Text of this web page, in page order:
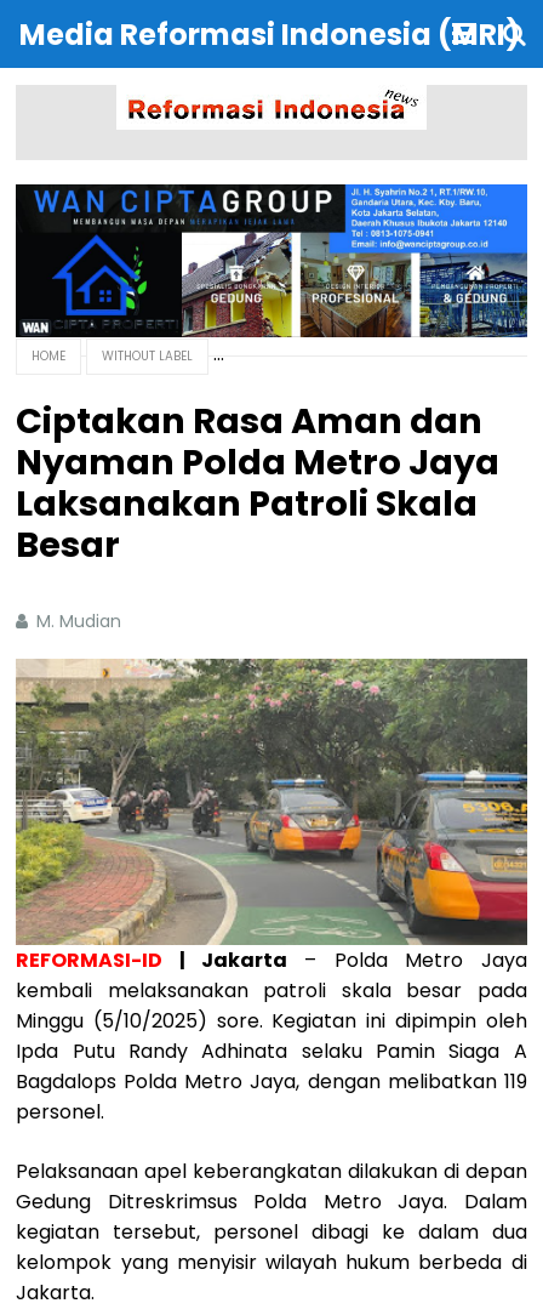
Media Reformasi Indonesia (MRI)
HOME WITHOUT LABEL
Ciptakan Rasa Aman dan
Nyaman Polda Metro Jaya
Laksanakan Patroli Skala
Besar
M. Mudian
REFORMASI-ID | Jakarta – Polda Metro Jaya
kembali melaksanakan patroli skala besar pada
Minggu (5/10/2025) sore. Kegiatan ini dipimpin oleh
Ipda Putu Randy Adhinata selaku Pamin Siaga A
Bagdalops Polda Metro Jaya, dengan melibatkan 119
personel.
Pelaksanaan apel keberangkatan dilakukan di depan
Gedung Ditreskrimsus Polda Metro Jaya. Dalam
kegiatan tersebut, personel dibagi ke dalam dua
kelompok yang menyisir wilayah hukum berbeda di
Jakarta.